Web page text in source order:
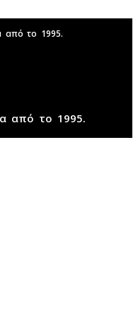
από το 1995.
από το 1995.